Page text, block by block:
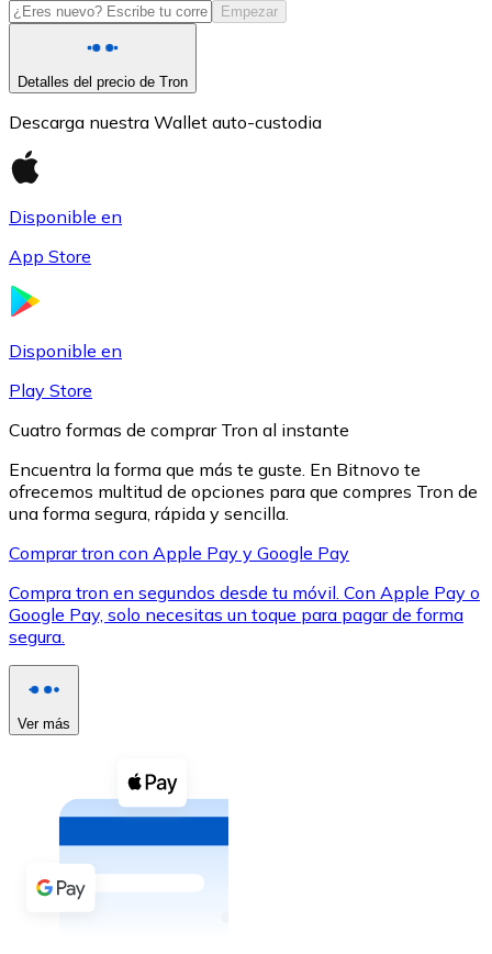
Litecoin
LTC
Ver todo
Compra criptomonedas con efectivo en tu tienda más
Comprar con efectivo
Transferencia SEPA
Añade fondos a tu cuenta Bitnovo o realiza compras
Comprar con Transferencia
Empezar
Detalles del precio de Tron
Descarga nuestra Wallet auto-custodia
Disponible en
App Store
Disponible en
Play Store
Cuatro formas de comprar Tron al instante
Encuentra la forma que más te guste. En Bitnovo te
ofrecemos multitud de opciones para que compres Tron de
una forma segura, rápida y sencilla.
Comprar tron con Apple Pay y Google Pay
Compra tron en segundos desde tu móvil. Con Apple Pay o
Google Pay, solo necesitas un toque para pagar de forma
segura.
Ver más